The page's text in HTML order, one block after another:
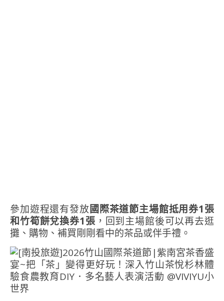
參加遊程還有發放國際茶道節主場館抵用券1張
和竹筍餅兌換券1張，回到主場館後可以再去逛
攤、購物、補買剛剛看中的茶品或伴手禮。